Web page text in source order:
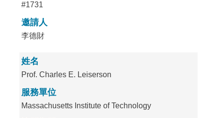
#1731
邀請人
李德財
姓名
Prof. Charles E. Leiserson
服務單位
Massachusetts Institute of Technology